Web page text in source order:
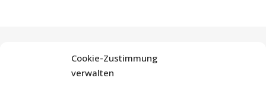
Cookie-Zustimmung
verwalten